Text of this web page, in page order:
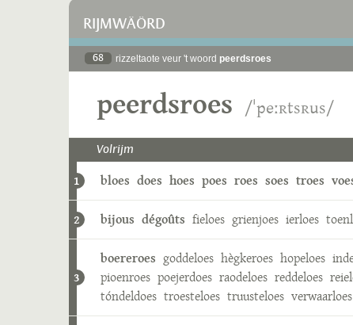
RIJMWÄÖRD
68 rizzeltaote veur 't woord peerdsroes
peerdsroes /ˈpeːʀtsʀus/
Volrijm
1 bloes does hoes poes roes soes troes
2 bijous dégoûts fieloes grienjoes ierloes
3
boereroes goddeloes hègkeroes hopeloes
pioenroes poejerdoes raodeloes reddeloes
tóndeldoes troesteloes truusteloes verwaarloes